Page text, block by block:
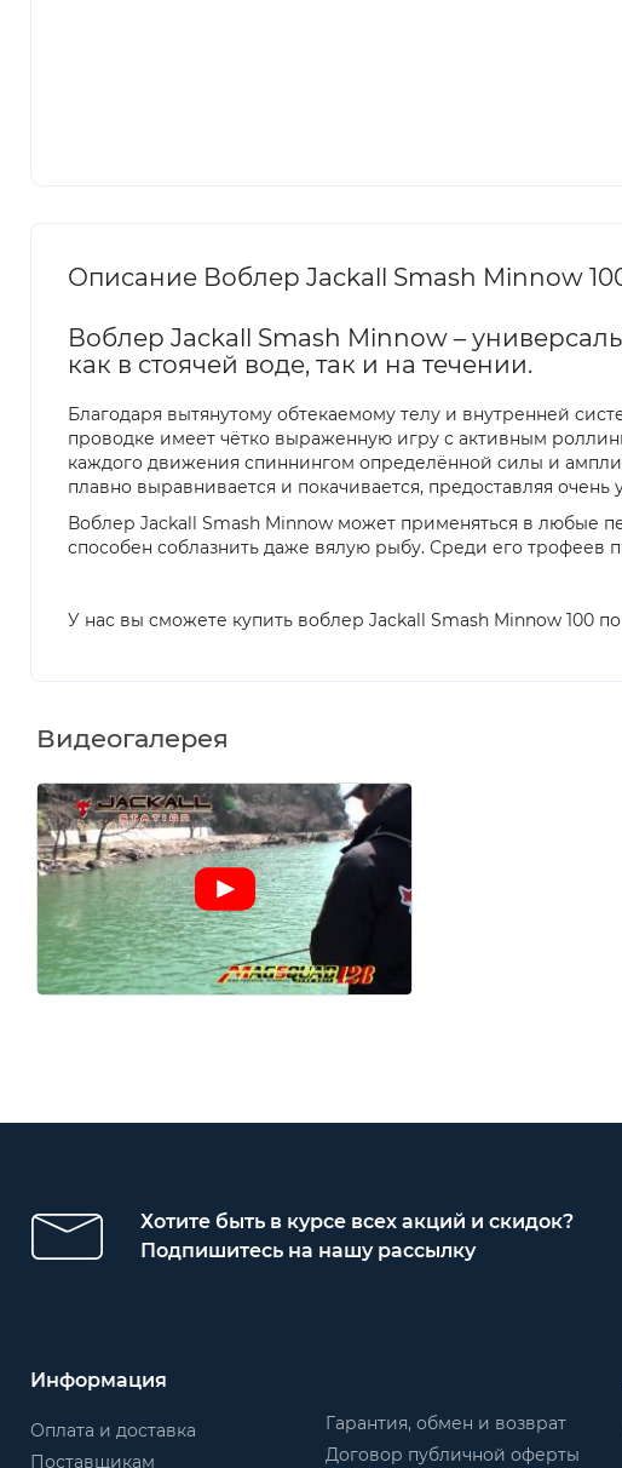
Описание Воблер Jackall Smash Minnow
Воблер Jackall Smash Minnow –
как в стоячей воде, так и на течении.
Благодаря вытянутому обтекаемому телу и внутренней
проводке имеет чётко выраженную игру с активным
каждого движения спиннингом определённой силы и
плавно выравнивается и покачивается, предоставляя
Воблер Jackall Smash Minnow может применяться в любые
способен соблазнить даже вялую рыбу. Среди его трофеев
У нас вы сможете купить воблер Jackall Smash Minnow 100
Видеогалерея
Хотите быть в курсе всех акций и скидок?
Подпишитесь на нашу рассылку
Информация
Оплата и доставка
Поставщикам
Гарантия, обмен и возврат
Договор публичной оферты